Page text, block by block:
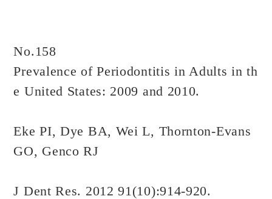
No.158
Prevalence of Periodontitis in Adults in th
e United States: 2009 and 2010.
Eke PI, Dye BA, Wei L, Thornton-Evans
GO, Genco RJ
J Dent Res. 2012 91(10):914-920.